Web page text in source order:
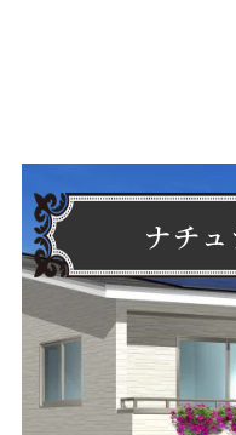
ナチ